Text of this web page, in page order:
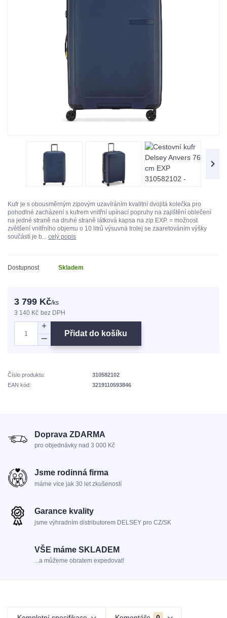
Kufr je s obousměrným zipovým uzavíráním kvalitní dvojitá kolečka pro
pohodlné zacházení s kufrem vnitřní upínací popruhy na zajištění oblečení
na jedné straně na druhé straně látková kapsa na zip EXP. = možnost
zvětšení vnitřního objemu o 10 litrů výsuvná trolej se zaaretováním výšky
součástí je b... celý popis
Dostupnost Skladem
3 799 Kč/ks
3 140 Kč bez DPH
Přidat do košíku
Číslo produktu:
310582102
EAN kód:
3219110593846
Doprava ZDARMA
pro objednávky nad 3 000 Kč
Jsme rodinná firma
máme více jak 30 let zkušeností
Garance kvality
jsme výhradním distributorem DELSEY pro CZ/SK
VŠE máme SKLADEM
...a můžeme obratem expedovat!